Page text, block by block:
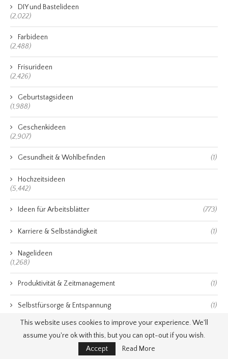
DIY und Bastelideen
(2,022)
Farbideen
(2,488)
Frisurideen
(2,426)
Geburtstagsideen
(1,988)
Geschenkideen
(2,907)
Gesundheit & Wohlbefinden (1)
Hochzeitsideen
(5,442)
Ideen für Arbeitsblätter (773)
Karriere & Selbständigkeit (1)
Nagelideen
(1,268)
Produktivität & Zeitmanagement (1)
Selbstfürsorge & Entspannung (1)
Wohnen & Einrichtung
This website uses cookies to improve your experience. We'll
assume you're ok with this, but you can opt-out if you wish.
Accept
Read More